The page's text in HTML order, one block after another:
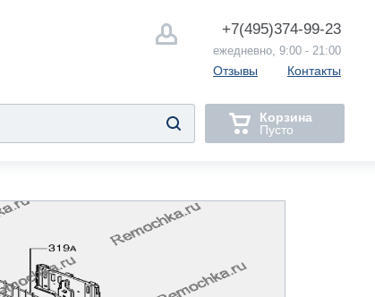
+7(495)374-99-23
ежедневно, 9:00 - 21:00
Отзывы Контакты
Корзина
Пусто